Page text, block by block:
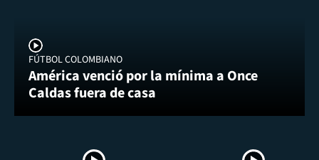
FÚTBOL COLOMBIANO
América venció por la mínima a Once
Caldas fuera de casa